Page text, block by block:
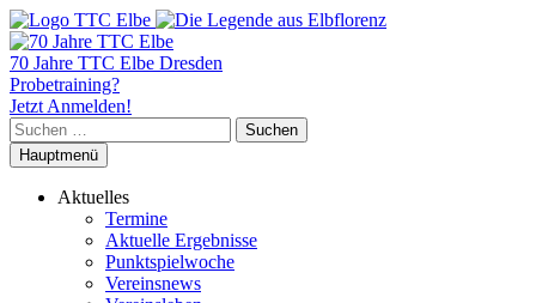
70 Jahre TTC Elbe Dresden
Probetraining?
Jetzt Anmelden!
Suchen
nach:
Hauptmenü
Aktuelles
Termine
Aktuelle Ergebnisse
Punktspielwoche
Vereinsnews